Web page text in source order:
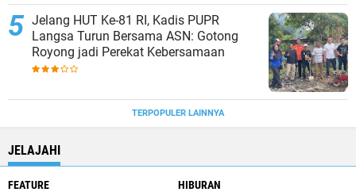
Jelang HUT Ke-81 RI, Kadis PUPR
Langsa Turun Bersama ASN: Gotong
Royong jadi Perekat Kebersamaan
TERPOPULER LAINNYA
JELAJAHI
FEATURE
HIBURAN